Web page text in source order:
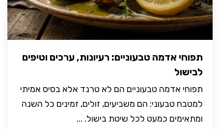
תפוחי אדמה טבעוניים: רעיונות, ערכים וטיפים
לבישול
תפוחי אדמה טבעוניים הם לא טרנד אלא בסיס אמיתי
למטבח טבעוני: הם משביעים, זולים, זמינים כל השנה
ומתאימים כמעט לכל שיטת בישול. ...